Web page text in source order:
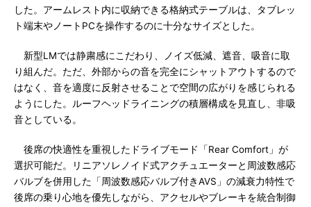
した。アームレスト内に収納できる格納式テーブルは、タブレッ
ト端末やノートPCを操作するのに十分なサイズとした。
新型LMでは静粛感にこだわり、ノイズ低減、遮音、吸音に取
り組んだ。ただ、外部からの音を完全にシャットアウトするので
はなく、音を適度に反射させることで空間の広がりを感じられる
ようにした。ルーフヘッドライニングの積層構成を見直し、非吸
音としている。
後席の快適性を重視したドライブモード「Rear Comfort」が
選択可能だ。リニアソレノイド式アクチュエーターと周波数感応
バルブを併用した「周波数感応バルブ付きAVS」の減衰力特性で
後席の乗り心地を優先しながら、アクセルやブレーキを統合制御